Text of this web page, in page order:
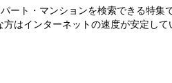
ート・マンションを検索できる特集
はインターネットの速度が安定して